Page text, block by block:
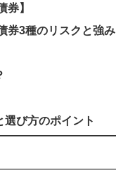
券】
券3種のリスクと強み
び方のポイント